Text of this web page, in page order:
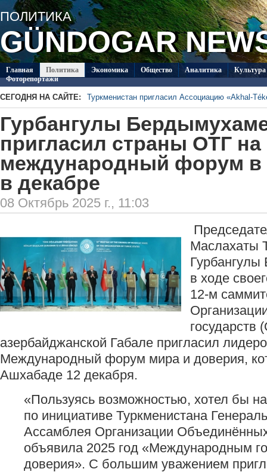
ПОЛИТИКA
GÜNDOGAR
Главная Политикa Экономика Общество Аналитика
Культура
Фоторепортажи
СЕГОДНЯ НА САЙТЕ:
Туркменистан пригласил Ассоциацию «Akhal-
В Туркменистане отметят День Каспийского
Туркменский студент вошёл в число лауреатов
Шотландии
Второй круг чемпионата Туркменистана по
«Аркадаг» – «Мерв»
Туркменские каратисты завоевали 21 медаль
Туркменские каратисты завоевали 4 медали в
Актау
Гурбангулы
пригласил страны ОТГ на
международный форум в
в декабре
08 Октябрь 2025 г., 11:03
Маслахаты
в ходе
12-м
государств
азербайджанской Габале пригласил
Международный форум мира и доверия,
Ашхабаде 12 декабря.
«Пользуясь возможностью, хотел бы
по инициативе Туркменистана
Ассамблея Организации
объявила 2025 год «Международным
доверия». С большим уважением